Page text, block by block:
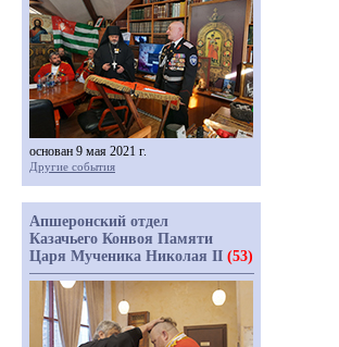
основан 9 мая 2021 г.
Другие события
Апшеронский отдел
Казачьего Конвоя Памяти
Царя Мученика Николая II (53)